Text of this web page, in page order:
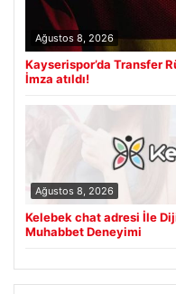
Ağustos 8, 2026
Kayserispor’da Transfer
İmza atıldı!
Ağustos 8, 2026
Kelebek chat adresi İle
Muhabbet Deneyimi